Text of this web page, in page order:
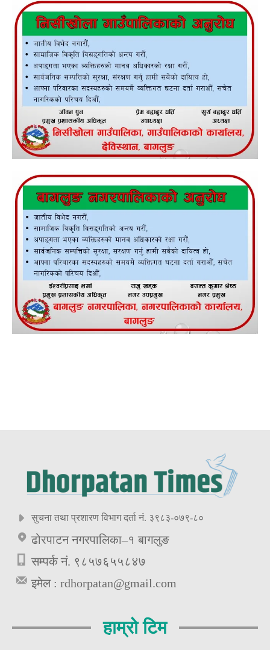
सुचना तथा प्रशारण विभाग दर्ता नं. ३९८३-०७९-८०
ढोरपाटन नगरपालिका–१ बागलुङ
सम्पर्क नं. ९८५७६५५८४७
इमेल : rdhorpatan@gmail.com
हाम्रो टिम